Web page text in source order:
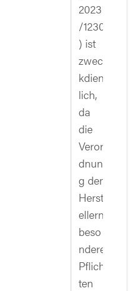
2023
/1230
) ist
zwec
kdien
lich,
da
die
Veror
dnun
g den
Herst
ellern
beso
ndere
Pflich
ten